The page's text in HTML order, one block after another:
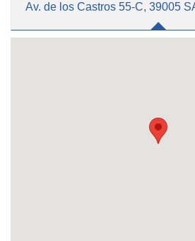
Av. de los Castros 55-C, 39005